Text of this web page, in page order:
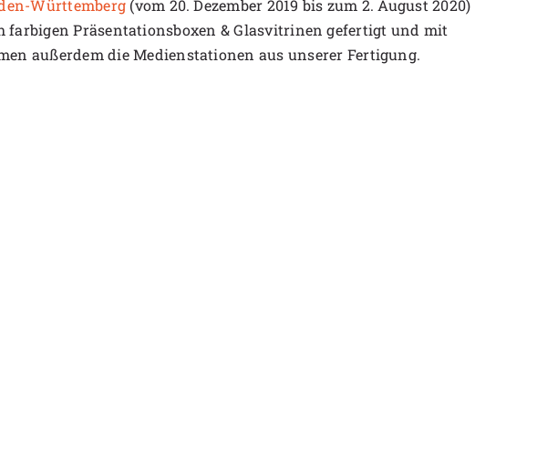
Württemberg (vom 20. Dezember 2019 bis zum 2. August 2020)
Präsentationsboxen & Glasvitrinen gefertigt und mit
außerdem die Medienstationen aus unserer Fertigung.